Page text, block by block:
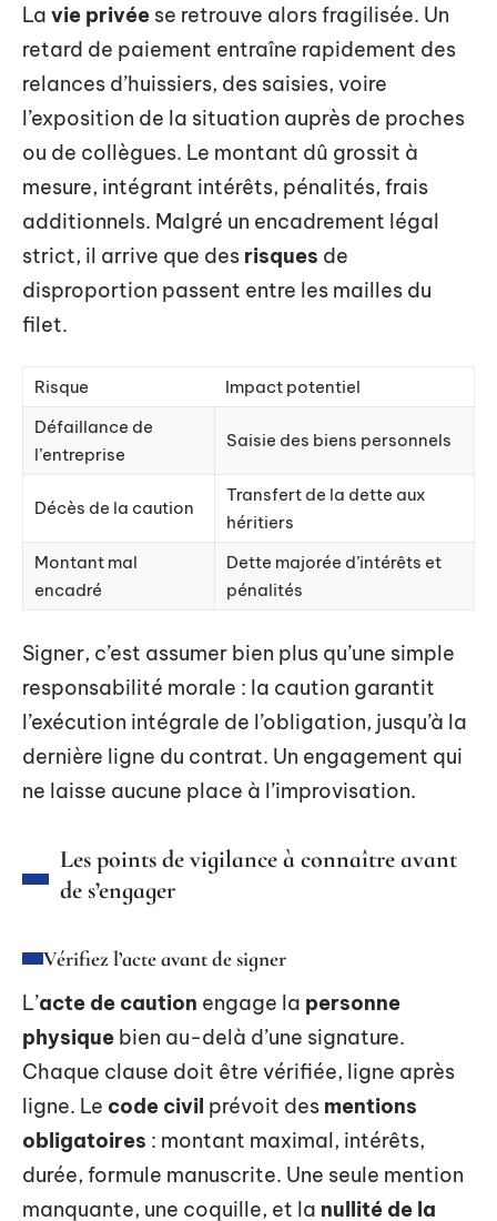
La vie privée se retrouve alors fragilisée. Un
retard de paiement entraîne rapidement des
relances d’huissiers, des saisies, voire
l’exposition de la situation auprès de proches
ou de collègues. Le montant dû grossit à
mesure, intégrant intérêts, pénalités, frais
additionnels. Malgré un encadrement légal
strict, il arrive que des risques de
disproportion passent entre les mailles du
filet.
Risque
Impact potentiel
Défaillance de
l’entreprise
Saisie des biens personnels
Décès de la caution
Transfert de la dette aux
héritiers
Montant mal
encadré
Dette majorée d’intérêts et
pénalités
Signer, c’est assumer bien plus qu’une simple
responsabilité morale : la caution garantit
l’exécution intégrale de l’obligation, jusqu’à la
dernière ligne du contrat. Un engagement qui
ne laisse aucune place à l’improvisation.
Les points de vigilance à connaître avant
de s’engager
Vérifiez l’acte avant de signer
L’acte de caution engage la personne
physique bien au-delà d’une signature.
Chaque clause doit être vérifiée, ligne après
ligne. Le code civil prévoit des mentions
obligatoires : montant maximal, intérêts,
durée, formule manuscrite. Une seule mention
manquante, une coquille, et la nullité de la